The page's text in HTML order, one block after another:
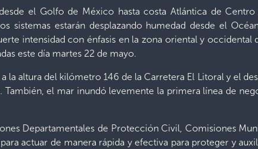
el Golfo de México hasta costa Atlántica de
estarán desplazando humedad desde el
intensidad con énfasis en la zona oriental y occidental
este día martes 22 de mayo.
la altura del kilómetro 146 de la Carretera El Litoral y el
el mar inundó levemente la primera línea de
Departamentales de Protección Civil, Comisiones
actuar de manera rápida y efectiva para proteger y